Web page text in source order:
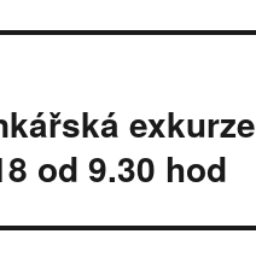
od 9.30 hod